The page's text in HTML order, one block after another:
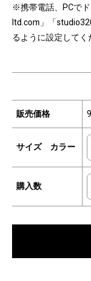
※携帯電話、PCで
ltd.com」「
るように設定してく
販売価格
サイズ カラー
購入数